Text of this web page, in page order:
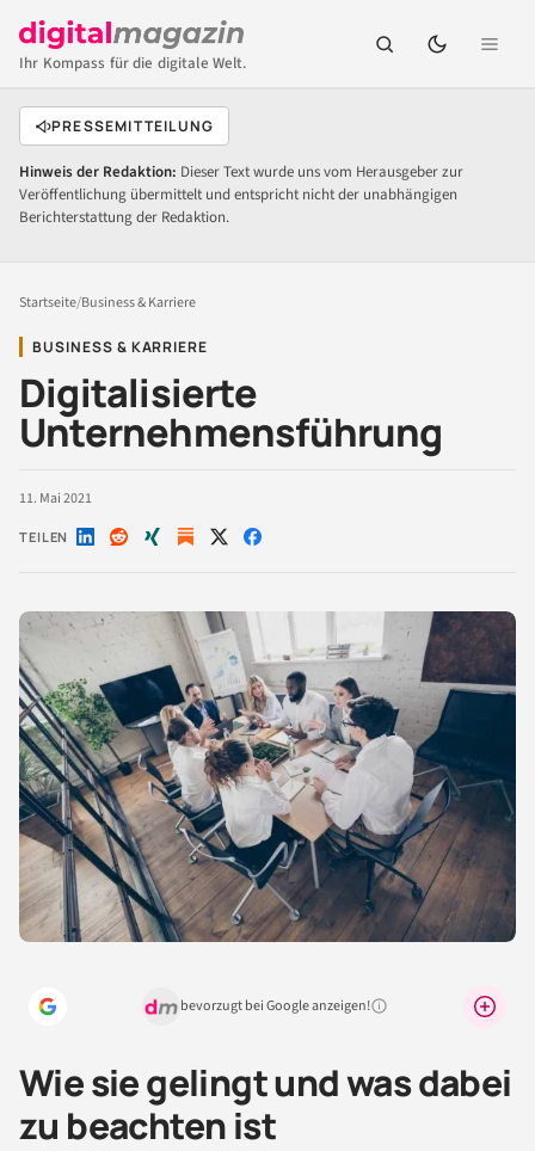
Ihr Kompass für die digitale Welt.
PRESSEMITTEILUNG
Hinweis der Redaktion: Dieser Text wurde uns vom Herausgeber zur
Veröffentlichung übermittelt und entspricht nicht der unabhängigen
Berichterstattung der Redaktion.
Startseite/Business & Karriere
BUSINESS & KARRIERE
Digitalisierte
Unternehmensführung
11. Mai 2021
TEILEN Auf Auf Auf Auf Auf
bevorzugt bei Google anzeigen!Warum lohnt sich das?
Wie sie gelingt und was dabei
zu beachten ist